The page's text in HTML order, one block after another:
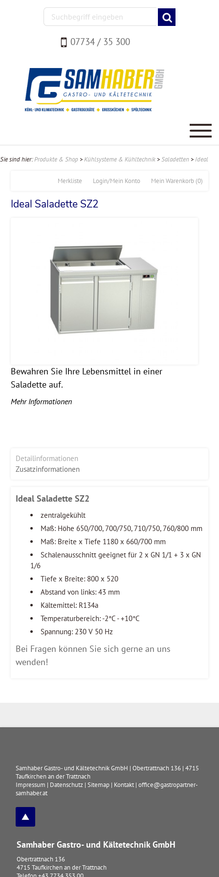
07734 / 35 300
Sie sind hier:Produkte & Shop >Kühlsysteme & Kühltechnik >Saladetten > Ideal
Mein Warenkorb (0)
Login/Mein Konto
Merkliste
Ideal Saladette SZ2
Bewahren Sie Ihre Lebensmittel in einer
Saladette auf.
Mehr Informationen
Detailinformationen
Zusatzinformationen
Ideal Saladette SZ2
zentralgekühlt
Maß: Höhe 650/700, 700/750, 710/750, 760/800 mm
Maß: Breite x Tiefe 1180 x 660/700 mm
Schalenausschnitt geeignet für 2 x GN 1/1 + 3 x GN
1/6
Tiefe x Breite: 800 x 520
Abstand von links: 43 mm
Kältemittel: R134a
Temperaturbereich: -2°C - +10°C
Spannung: 230 V 50 Hz
Bei Fragen können Sie sich gerne an uns
wenden!
Samhaber Gastro- und Kältetechnik GmbH |Obertrattnach 136 |4715
Taufkirchen an der Trattnach
Impressum | Datenschutz |Sitemap | Kontakt |office@gastropartner-
samhaber.at
Samhaber Gastro- und Kältetechnik GmbH
Obertrattnach 136
4715 Taufkirchen an der Trattnach